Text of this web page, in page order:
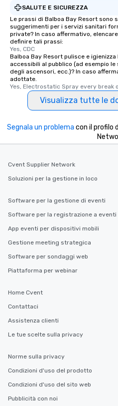
SALUTE E SICUREZZA
Le prassi di Balboa Bay Resort sono
suggerimenti per i servizi sanitari
private? In caso affermativo,
definire tali prassi:
Yes, CDC
Balboa Bay Resort pulisce e
accessibili al pubblico (ad esempio
degli ascensori, ecc.)? In caso
adottate.
Yes, Electrostatic Spray every
Visualizza tutte le
Segnala un problema con il profilo
Cvent Supplier Network
Soluzioni per la gestione in loco
Software per la gestione di eventi
Software per la registrazione a eventi
App eventi per dispositivi mobili
Gestione meeting strategica
Software per sondaggi web
Piattaforma per webinar
Home Cvent
Contattaci
Assistenza clienti
Le tue scelte sulla privacy
Norme sulla privacy
Condizioni d'uso del prodotto
Condizioni d'uso del sito web
Pubblicità con noi